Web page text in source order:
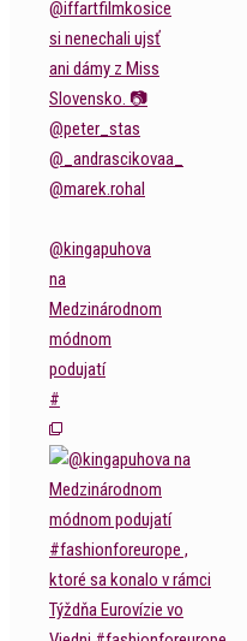
@kingapuhova
na
Medzinárodnom
módnom
podujatí
#